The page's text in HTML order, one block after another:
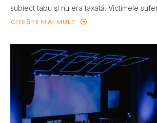
subiect tabu şi nu era taxată. Victimele
CITEȘTE MAI MULT